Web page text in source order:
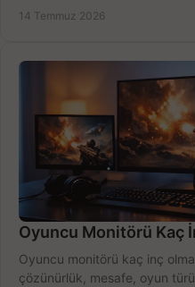
14 Temmuz 2026
Oyuncu Monitörü Kaç
Oyuncu monitörü kaç inç
çözünürlük, mesafe, oyun